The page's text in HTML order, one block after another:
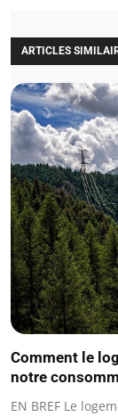
ARTICLES
Comment le
notre
EN BREF Le